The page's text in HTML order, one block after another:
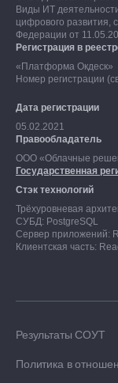
Виды ИТ
цифрового развития,
Федерации от
Регистрация в
«Платформа Окдеск»
Номер регистрации
Дата регистрации
05.02.2021
Правообладатель
ООО «Облачные
Государственная
Стэк технологий
Трёхуровневая
СУБД: PostgreSQL
Сервер приложений:
Клиентская часть:
Результаты СОУТ
Политика в